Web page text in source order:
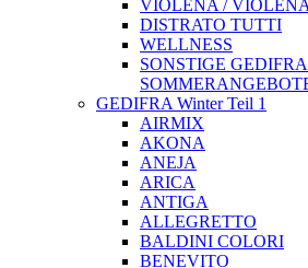
VIOLENA /
DISTRATO TUTTI
WELLNESS
SONSTIGE GEDIFRA
GEDIFRA Winter Teil 1
AIRMIX
AKONA
ANEJA
ARICA
ANTIGA
ALLEGRETTO
BALDINI COLORI
BENEVITO